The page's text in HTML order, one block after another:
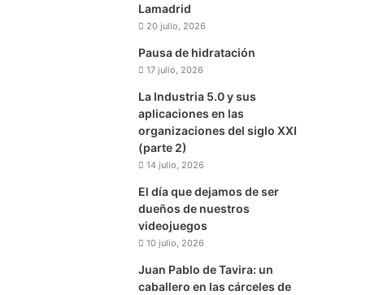
Lamadrid
20 julio, 2026
Pausa de hidratación
17 julio, 2026
La Industria 5.0 y sus
aplicaciones en las
organizaciones del siglo XXI
(parte 2)
14 julio, 2026
El día que dejamos de ser
dueños de nuestros
videojuegos
10 julio, 2026
Juan Pablo de Tavira: un
caballero en las cárceles de